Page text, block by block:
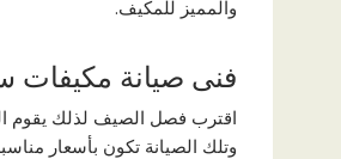
والمميز للمكيف.
فنى صيانة مكيفات
اقترب فصل الصيف لذلك يقوم
وتلك الصيانة تكون بأسعار